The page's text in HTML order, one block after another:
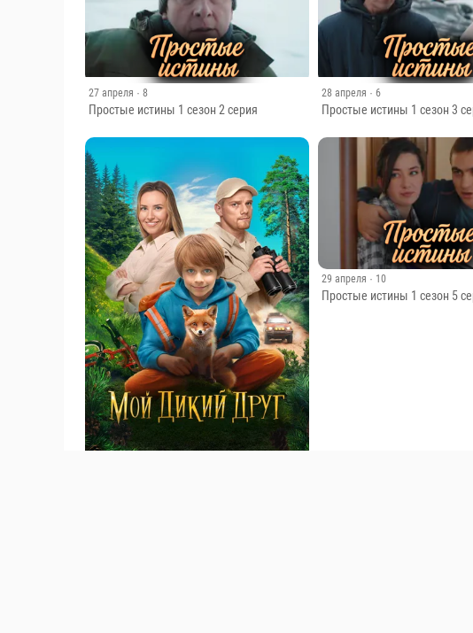
27 апреля · 8
Простые истины 1 сезон 2 серия
28 апреля · 6
Простые истины 1 сезон 3
29 апреля · 10
Простые истины 1 сезон 5